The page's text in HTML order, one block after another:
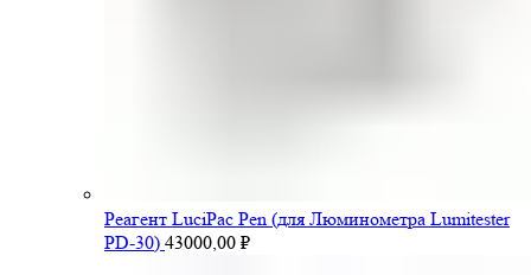
Pеагент LuciPac Pen (для Люминометра Lumitester
PD-30) 43000,00 ₽